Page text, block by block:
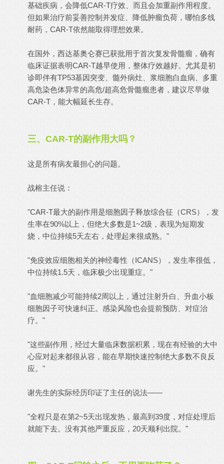
基础疾病，会降低CAR-T疗效、而且会加重副作用程度。
但如果治疗前妥善控制并发症、降低肿瘤负荷，哪怕多线
耐药，CAR-T依然能取得理想效果。
在国外，西达基奥仑赛已获批用于首次复发骨髓瘤，确有
临床证据表明CAR-T越早使用，整体疗效越好。尤其是初
诊即伴有TP53基因突变、髓外病灶、浆细胞白血病、多重
高危染色体异常的高危/超高危骨髓瘤患者，建议尽早做
CAR-T，能大幅延长生存。
三、CAR-T的副作用大吗？
这是所有病友最担心的问题。
战榕主任说：
"CAR-T最大的副作用是细胞因子释放综合征（CRS），发
生率在90%以上，但绝大多数是1~2级，表现为短期发
烧，中位持续5天左右，处理起来很成熟。"
"免疫效应细胞相关的神经毒性（ICANS），发生率很低，
中位持续1.5天，临床极少出现重症。"
"血细胞减少可能持续2周以上，通过注射升白、升血小板
细胞因子可快速纠正。感染风险也会提前预防、对症治
疗。"
"这些副作用，经过大量临床数据积累，现在有经验的大中
心应对起来都很从容，能在早期快速控制绝大多数不良反
应。"
谢先生的实际经历印证了主任的说法——
"全程只是在第2~5天出现发热，最高到39度，对症处理后
就能下去。没有其他严重反应，20天顺利出院。"